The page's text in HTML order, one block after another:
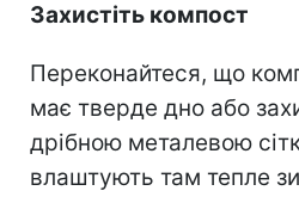
Захистіть компост
Переконайтеся, що
має тверде дно або
дрібною металевою
влаштують там тепле